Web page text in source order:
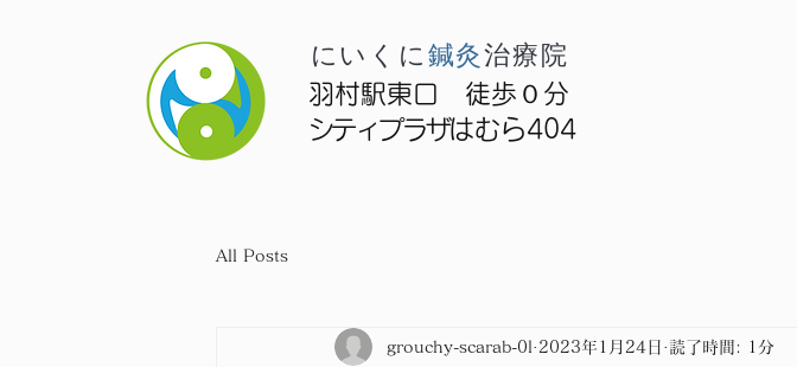
にいくに 鍼灸治療院
​羽村駅東口 徒歩０分
シティプラザはむら404
All Posts
grouchy-scarab-0l 2023年1月24日 読了時間: 1分